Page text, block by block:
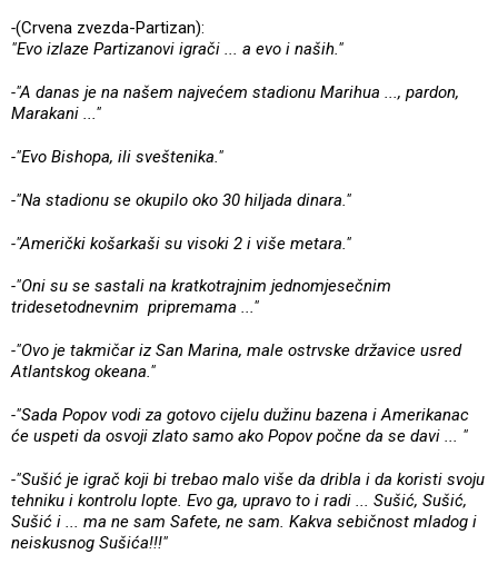
-(Crvena zvezda-Partizan):
"Evo izlaze Partizanovi igrači ... a evo i naših."
-"A danas je na našem najvećem stadionu Marihua ..., pardon,
Marakani ..."
-"Evo Bishopa, ili sveštenika."
-"Na stadionu se okupilo oko 30 hiljada dinara."
-"Američki košarkaši su visoki 2 i više metara."
-"Oni su se sastali na kratkotrajnim jednomjesečnim
tridesetodnevnim pripremama ..."
-"Ovo je takmičar iz San Marina, male ostrvske državice usred
Atlantskog okeana."
-"Sada Popov vodi za gotovo cijelu dužinu bazena i Amerikanac
će uspeti da osvoji zlato samo ako Popov počne da se davi ... "
-"Sušić je igrač koji bi trebao malo više da dribla i da koristi svoju
tehniku i kontrolu lopte. Evo ga, upravo to i radi ... Sušić, Sušić,
Sušić i ... ma ne sam Safete, ne sam. Kakva sebičnost mladog i
neiskusnog Sušića!!!"